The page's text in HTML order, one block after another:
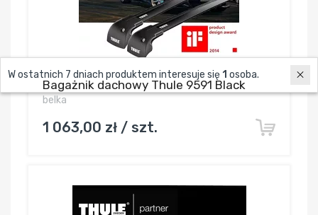
Bagażnik dachowy Thule 9591 Black
belka
1 063,00 zł / szt.
W ostatnich 7 dniach produktem interesuje się 1 osoba.